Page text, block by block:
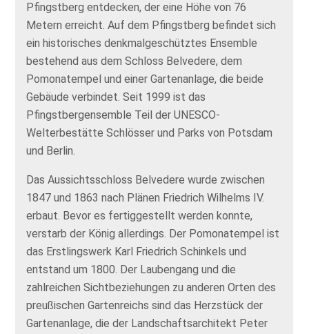
Pfingstberg entdecken, der eine Höhe von 76
Metern erreicht. Auf dem Pfingstberg befindet sich
ein historisches denkmalgeschütztes Ensemble
bestehend aus dem Schloss Belvedere, dem
Pomonatempel und einer Gartenanlage, die beide
Gebäude verbindet. Seit 1999 ist das
Pfingstbergensemble Teil der UNESCO-
Welterbestätte Schlösser und Parks von Potsdam
und Berlin.
Das Aussichtsschloss Belvedere wurde zwischen
1847 und 1863 nach Plänen Friedrich Wilhelms IV.
erbaut. Bevor es fertiggestellt werden konnte,
verstarb der König allerdings. Der Pomonatempel ist
das Erstlingswerk Karl Friedrich Schinkels und
entstand um 1800. Der Laubengang und die
zahlreichen Sichtbeziehungen zu anderen Orten des
preußischen Gartenreichs sind das Herzstück der
Gartenanlage, die der Landschaftsarchitekt Peter